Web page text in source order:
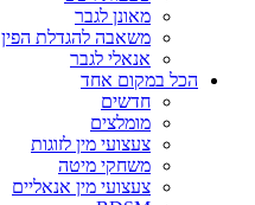
מאונן לגבר
משאבה להגדלת הפין
אנאלי לגבר
הכל במקום אחד
חדשים
מומלצים
צעצועי מין לזוגות
משחקי מיטה
צעצועי מין אנאליים